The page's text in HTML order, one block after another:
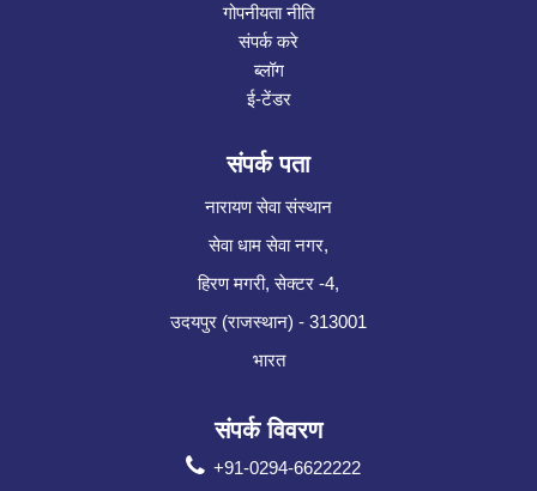
गोपनीयता नीति
संपर्क करे
ब्लॉग
ई-टेंडर
संपर्क पता
नारायण सेवा संस्थान
सेवा धाम सेवा नगर,
हिरण मगरी, सेक्टर -4,
उदयपुर (राजस्थान) - 313001
भारत
संपर्क विवरण
+91-0294-6622222